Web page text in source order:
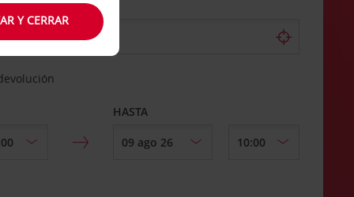
HASTA
Y CERRAR